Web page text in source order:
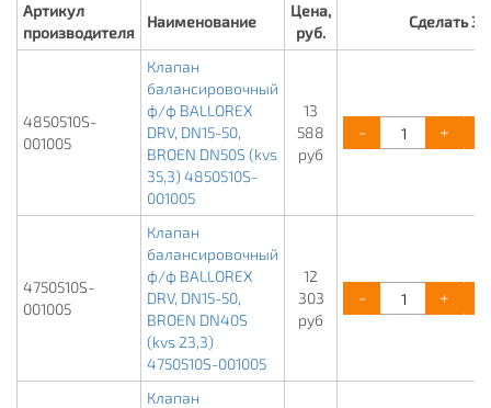
Артикул
производителя
Наименование
Цена,
руб.
Сделать
4850510S-
001005
Клапан
балансировочный
ф/ф BALLOREX
DRV, DN15-50,
BROEN DN50S (kvs
35,3) 4850510S-
001005
13
588
руб
- +
4750510S-
001005
Клапан
балансировочный
ф/ф BALLOREX
DRV, DN15-50,
BROEN DN40S
(kvs 23,3)
4750510S-001005
12
303
руб
- +
Клапан